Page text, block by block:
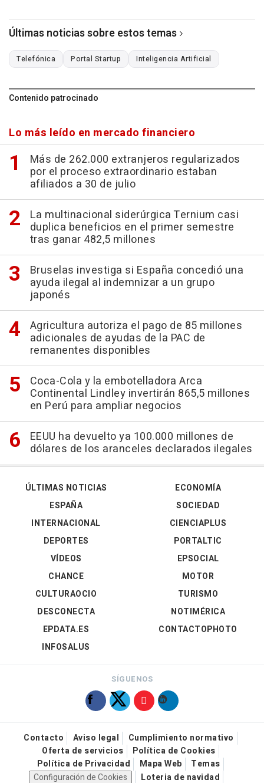
Últimas noticias sobre estos temas
Telefónica Portal Startup Inteligencia Artificial
Contenido patrocinado
Lo más leído en mercado financiero
Más de 262.000 extranjeros regularizados
por el proceso extraordinario estaban
afiliados a 30 de julio
La multinacional siderúrgica Ternium casi
duplica beneficios en el primer semestre
tras ganar 482,5 millones
Bruselas investiga si España concedió una
ayuda ilegal al indemnizar a un grupo
japonés
Agricultura autoriza el pago de 85 millones
adicionales de ayudas de la PAC de
remanentes disponibles
Coca-Cola y la embotelladora Arca
Continental Lindley invertirán 865,5 millones
en Perú para ampliar negocios
EEUU ha devuelto ya 100.000 millones de
dólares de los aranceles declarados ilegales
ÚLTIMAS NOTICIAS
ESPAÑA
INTERNACIONAL
DEPORTES
VÍDEOS
ECONOMÍA
SOCIEDAD
CIENCIAPLUS
PORTALTIC
EPSOCIAL
CHANCE
CULTURAOCIO
DESCONECTA
EPDATA.ES
INFOSALUS
MOTOR
TURISMO
NOTIMÉRICA
CONTACTOPHOTO
SÍGUENOS
Contacto Aviso legal
Cumplimiento normativo
Oferta de servicios
Política de Cookies
Política de Privacidad
Mapa Web
Temas
Configuración de Cookies
Loteria de navidad